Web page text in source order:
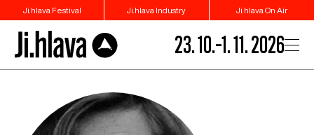
Ji.hlava Festival Ji.hlava Industry Ji.hlava On Air
23. 10.–1. 11. 2026